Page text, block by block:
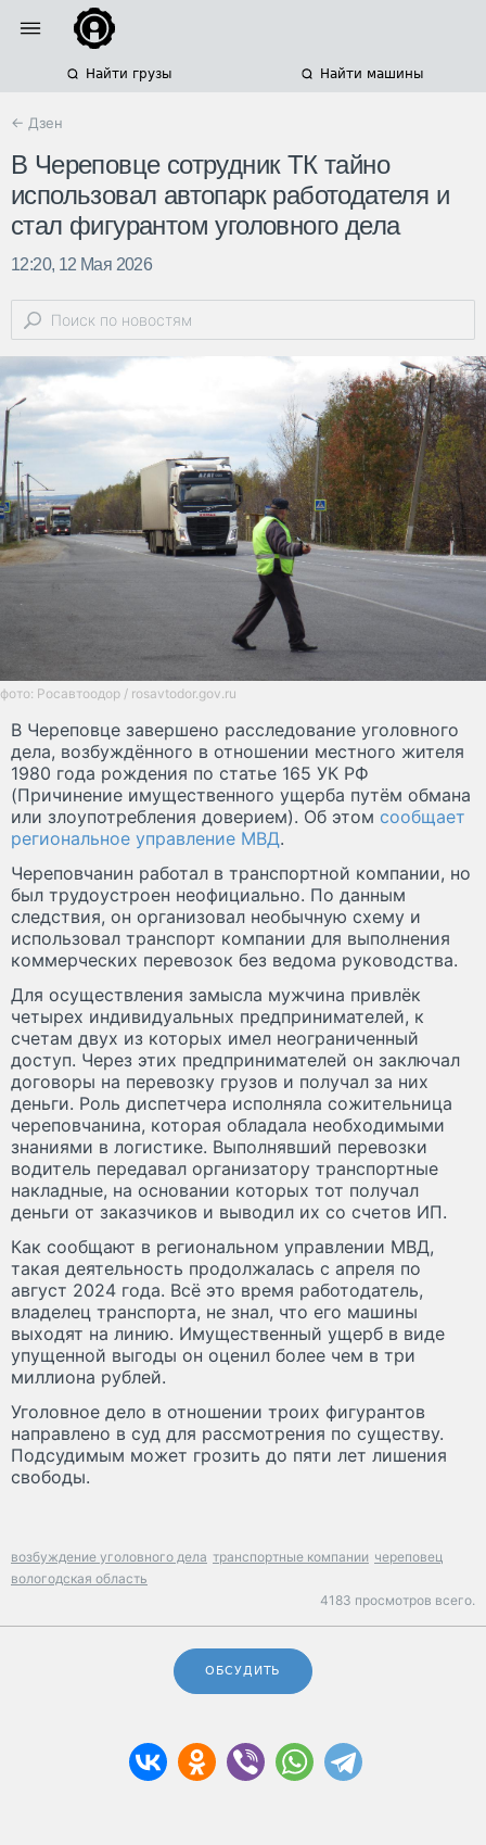
Найти грузы Найти машины
← Дзен
В Череповце сотрудник ТК тайно
использовал автопарк работодателя и
стал фигурантом уголовного дела
12:20, 12 Мая 2026
фото: Росавтоодор / rosavtodor.gov.ru
В Череповце завершено расследование уголовного
дела, возбуждённого в отношении местного жителя
1980 года рождения по статье 165 УК РФ
(Причинение имущественного ущерба путём обмана
или злоупотребления доверием). Об этом сообщает
региональное управление МВД.
Череповчанин работал в транспортной компании, но
был трудоустроен неофициально. По данным
следствия, он организовал необычную схему и
использовал транспорт компании для выполнения
коммерческих перевозок без ведома руководства.
Для осуществления замысла мужчина привлёк
четырех индивидуальных предпринимателей, к
счетам двух из которых имел неограниченный
доступ. Через этих предпринимателей он заключал
договоры на перевозку грузов и получал за них
деньги. Роль диспетчера исполняла сожительница
череповчанина, которая обладала необходимыми
знаниями в логистике. Выполнявший перевозки
водитель передавал организатору транспортные
накладные, на основании которых тот получал
деньги от заказчиков и выводил их со счетов ИП.
Как сообщают в региональном управлении МВД,
такая деятельность продолжалась с апреля по
август 2024 года. Всё это время работодатель,
владелец транспорта, не знал, что его машины
выходят на линию. Имущественный ущерб в виде
упущенной выгоды он оценил более чем в три
миллиона рублей.
Уголовное дело в отношении троих фигурантов
направлено в суд для рассмотрения по существу.
Подсудимым может грозить до пяти лет лишения
свободы.
возбуждение уголовного дела транспортные компании череповец
вологодская область
4183 просмотров всего.
ОБСУДИТЬ